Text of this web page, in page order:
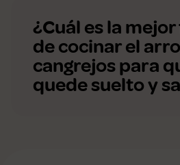
¿Cuál es la
de cocinar el
cangrejos para
quede suelto y